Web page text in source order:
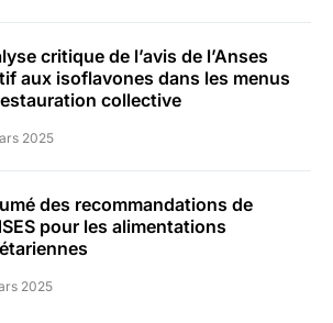
critique de l’avis de l’Anses
aux isoflavones dans les menus
collective
2025
des recommandations de
pour les alimentations
2025